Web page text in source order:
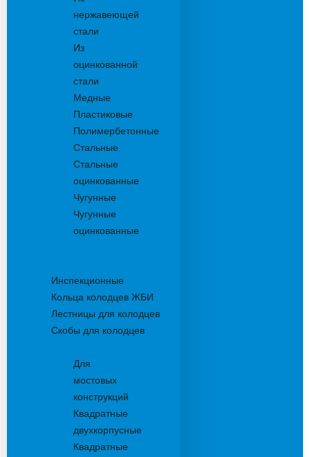
нержавеющей
стали
Из
оцинкованной
стали
Медные
Пластиковые
Полимербетонные
Стальные
Стальные
оцинкованные
Чугунные
Чугунные
оцинкованные
Инспекционные
Кольца колодцев ЖБИ
Лестницы для колодцев
Скобы для колодцев
Для
мостовых
конструкций
Квадратные
двухкорпусные
Квадратные